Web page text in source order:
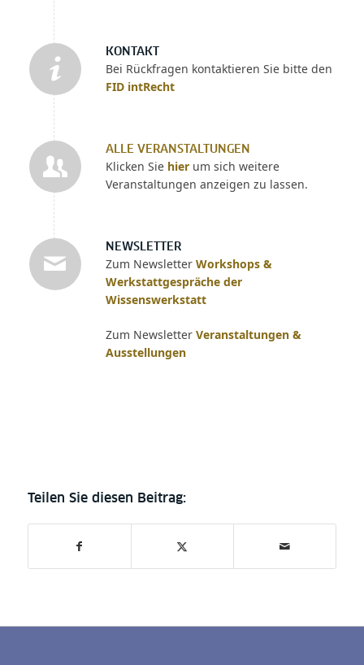
KONTAKT
Bei Rückfragen kontaktieren Sie bitte den
FID intRecht
ALLE VERANSTALTUNGEN
Klicken Sie hierum sich weitere
Veranstaltungen anzeigen zu lassen.
NEWSLETTER
Zum Newsletter Workshops &
Werkstattgespräche der
Wissenswerkstatt
Zum Newsletter Veranstaltungen &
Ausstellungen